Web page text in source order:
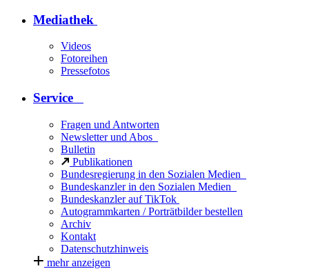
Mediathek
Videos
Fotoreihen
Pressefotos
Service
Fragen und Antworten
Newsletter und Abos
Bulletin
Publikationen
Bundesregierung in den Sozialen Medien
Bundeskanzler in den Sozialen Medien
Bundeskanzler auf TikTok
Autogrammkarten / Porträtbilder bestellen
Archiv
Kontakt
Datenschutzhinweis
mehr anzeigen